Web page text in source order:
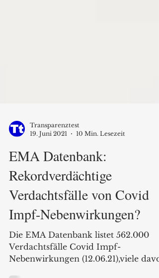
Transparenztest
19. Juni 2021
10 Min. Lesezeit
EMA Datenbank:
Rekordverdächtige
Verdachtsfälle von Covid
Impf-Nebenwirkungen?